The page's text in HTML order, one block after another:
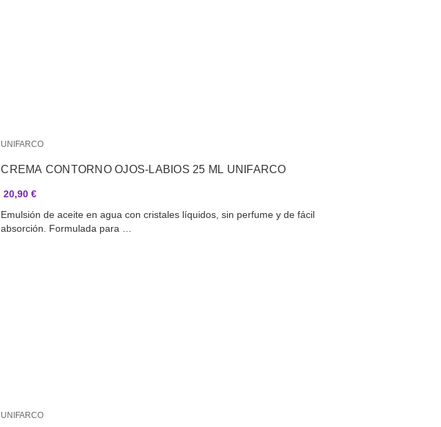
UNIFARCO
CREMA CONTORNO OJOS-LABIOS 25 ML UNIFARCO
20,90 €
Emulsión de aceite en agua con cristales líquidos, sin perfume y de fácil
absorción. Formulada para …
UNIFARCO